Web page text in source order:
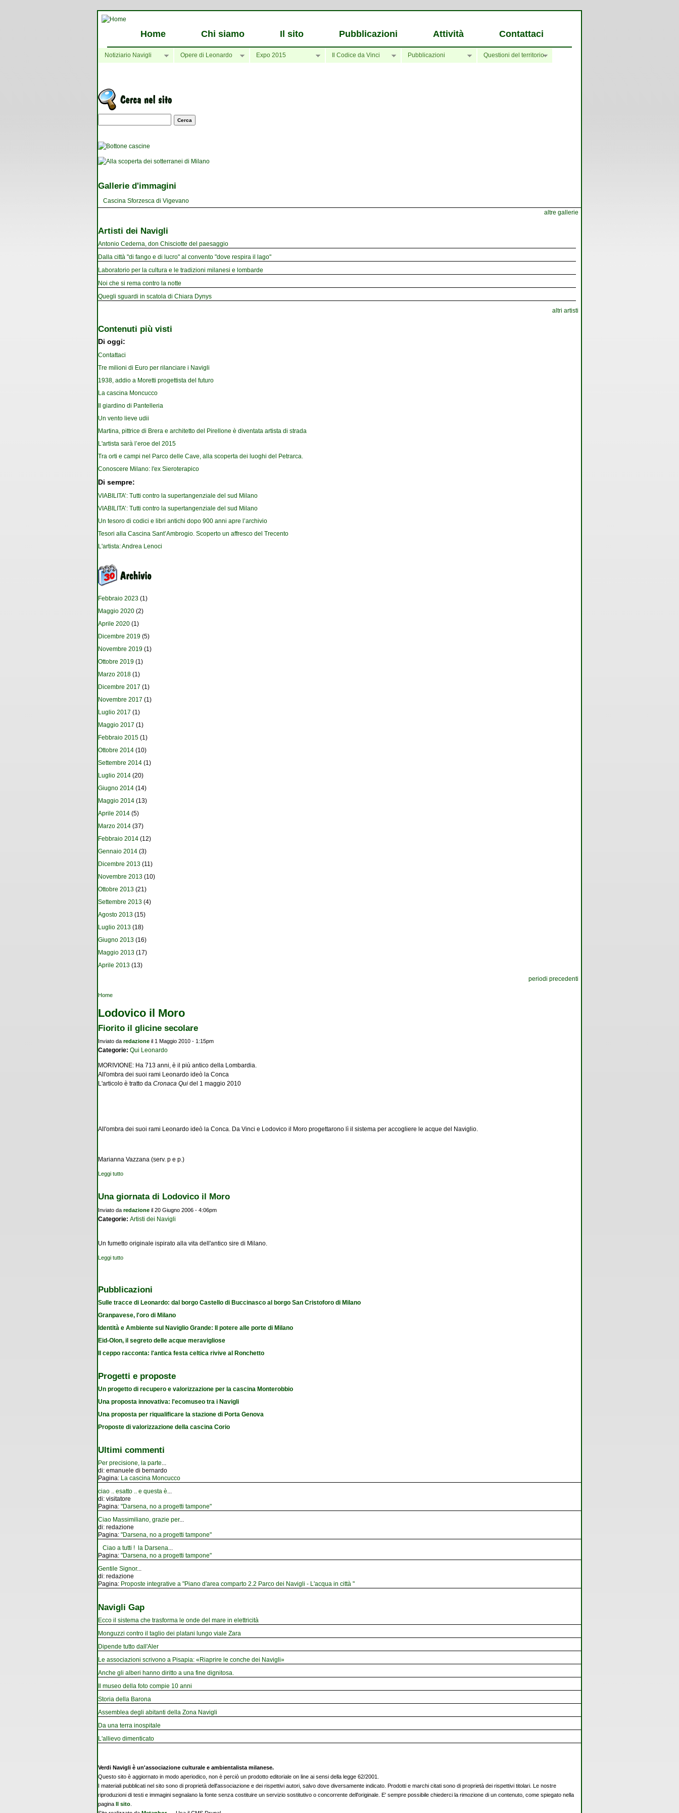
Home Chi siamo Il sito Pubblicazioni Attività Contattaci
Notiziario Navigli Opere di Leonardo Expo 2015 Il Codice da Vinci Pubblicazioni Questioni del territorio
Maschera di ricerca
Gallerie d'immagini
Cascina Sforzesca di Vigevano
altre gallerie
Artisti dei Navigli
Antonio Cederna, don Chisciotte del paesaggio
Dalla città "di fango e di lucro" al convento "dove respira il lago"
Laboratorio per la cultura e le tradizioni milanesi e lombarde
Noi che si rema contro la notte
Quegli sguardi in scatola di Chiara Dynys
altri artisti
Contenuti più visti
Di oggi:
Contattaci
Tre milioni di Euro per rilanciare i Navigli
1938, addio a Moretti progettista del futuro
La cascina Moncucco
Il giardino di Pantelleria
Un vento lieve udii
Martina, pittrice di Brera e architetto del Pirellone è diventata artista di strada
L'artista sarà l’eroe del 2015
Tra orti e campi nel Parco delle Cave, alla scoperta dei luoghi del Petrarca.
Conoscere Milano: l'ex Sieroterapico
Di sempre:
VIABILITA’: Tutti contro la supertangenziale del sud Milano
VIABILITA’: Tutti contro la supertangenziale del sud Milano
Un tesoro di codici e libri antichi dopo 900 anni apre l’archivio
Tesori alla Cascina Sant’Ambrogio. Scoperto un affresco del Trecento
L'artista: Andrea Lenoci
Febbraio 2023 (1)
Maggio 2020 (2)
Aprile 2020 (1)
Dicembre 2019 (5)
Novembre 2019 (1)
Ottobre 2019 (1)
Marzo 2018 (1)
Dicembre 2017 (1)
Novembre 2017 (1)
Luglio 2017 (1)
Maggio 2017 (1)
Febbraio 2015 (1)
Ottobre 2014 (10)
Settembre 2014 (1)
Luglio 2014 (20)
Giugno 2014 (14)
Maggio 2014 (13)
Aprile 2014 (5)
Marzo 2014 (37)
Febbraio 2014 (12)
Gennaio 2014 (3)
Dicembre 2013 (11)
Novembre 2013 (10)
Ottobre 2013 (21)
Settembre 2013 (4)
Agosto 2013 (15)
Luglio 2013 (18)
Giugno 2013 (16)
Maggio 2013 (17)
Aprile 2013 (13)
periodi precedenti
Tu sei qui
Home
Lodovico il Moro
Fiorito il glicine secolare
Inviato da redazione il 1 Maggio 2010 - 1:15pm
Categorie: Qui Leonardo
MORIVIONE: Ha 713 anni, è il più antico della Lombardia.
All'ombra dei suoi rami Leonardo ideò la Conca
L'articolo è tratto da Cronaca Qui del 1 maggio 2010
All'ombra dei suoi rami Leonardo ideò la Conca. Da Vinci e Lodovico il Moro progettarono lì il sistema per accogliere le acque del Naviglio.
Marianna Vazzana (serv. p e p.)
Leggi tutto
Una giornata di Lodovico il Moro
Inviato da redazione il 20 Giugno 2006 - 4:06pm
Categorie: Artisti dei Navigli
Un fumetto originale ispirato alla vita dell'antico sire di Milano.
Leggi tutto
Pubblicazioni
Sulle tracce di Leonardo: dal borgo Castello di Buccinasco al borgo San Cristoforo di Milano
Granpavese, l'oro di Milano
Identità e Ambiente sul Naviglio Grande: Il potere alle porte di Milano
Eid-Olon, il segreto delle acque meravigliose
Il ceppo racconta: l'antica festa celtica rivive al Ronchetto
Progetti e proposte
Un progetto di recupero e valorizzazione per la cascina Monterobbio
Una proposta innovativa: l'ecomuseo tra i Navigli
Una proposta per riqualificare la stazione di Porta Genova
Proposte di valorizzazione della cascina Corio
Ultimi commenti
Per precisione, la parte
di: emanuele di bernardo
Pagina: La cascina Moncucco
ciao .. esatto .. e questa è
di: visitatore
Pagina: "Darsena, no a progetti tampone"
Ciao Massimiliano, grazie per...
di: redazione
Pagina: "Darsena, no a progetti tampone"
Ciao a tutti ! la Darsena
Pagina: "Darsena, no a progetti tampone"
Gentile Signor...
di: redazione
Pagina: Proposte integrative a "Piano d'area comparto 2.2 Parco dei Navigli - L'acqua in città "
Navigli Gap
Ecco il sistema che trasforma le onde del mare in elettricità
Monguzzi contro il taglio dei platani lungo viale Zara
Dipende tutto dall'Aler
Le associazioni scrivono a Pisapia: «Riaprire le conche dei Navigli»
Anche gli alberi hanno diritto a una fine dignitosa.
Il museo della foto compie 10 anni
Storia della Barona
Assemblea degli abitanti della Zona Navigli
Da una terra inospitale
L'allievo dimenticato
Verdi Navigli è un'associazione culturale e ambientalista milanese.
Questo sito è aggiornato in modo aperiodico, non è perciò un prodotto editoriale on line ai sensi della legge 62/2001.
I materiali pubblicati nel sito sono di proprietà dell'associazione e dei rispettivi autori, salvo dove diversamente indicato. Prodotti e marchi citati sono di proprietà dei rispettivi titolari. Le nostre
riproduzioni di testi e immagini segnalano la fonte senza costituire un servizio sostitutivo o concorrente dell'originale. E' sempre possibile chiederci la rimozione di un contenuto, come spiegato nella
pagina Il sito